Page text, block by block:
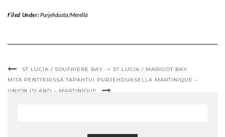
Filed Under:Purjehdusta/Merellä
ST LUCIA / SOUFRIERE BAY -> ST LUCIA / MARIGOT BAY
MITÄ PENTTERISSÄ TAPAHTUI PURJEHDUKSELLA MARTINIQUE –
UNION ISLAND – MARTINIQUE